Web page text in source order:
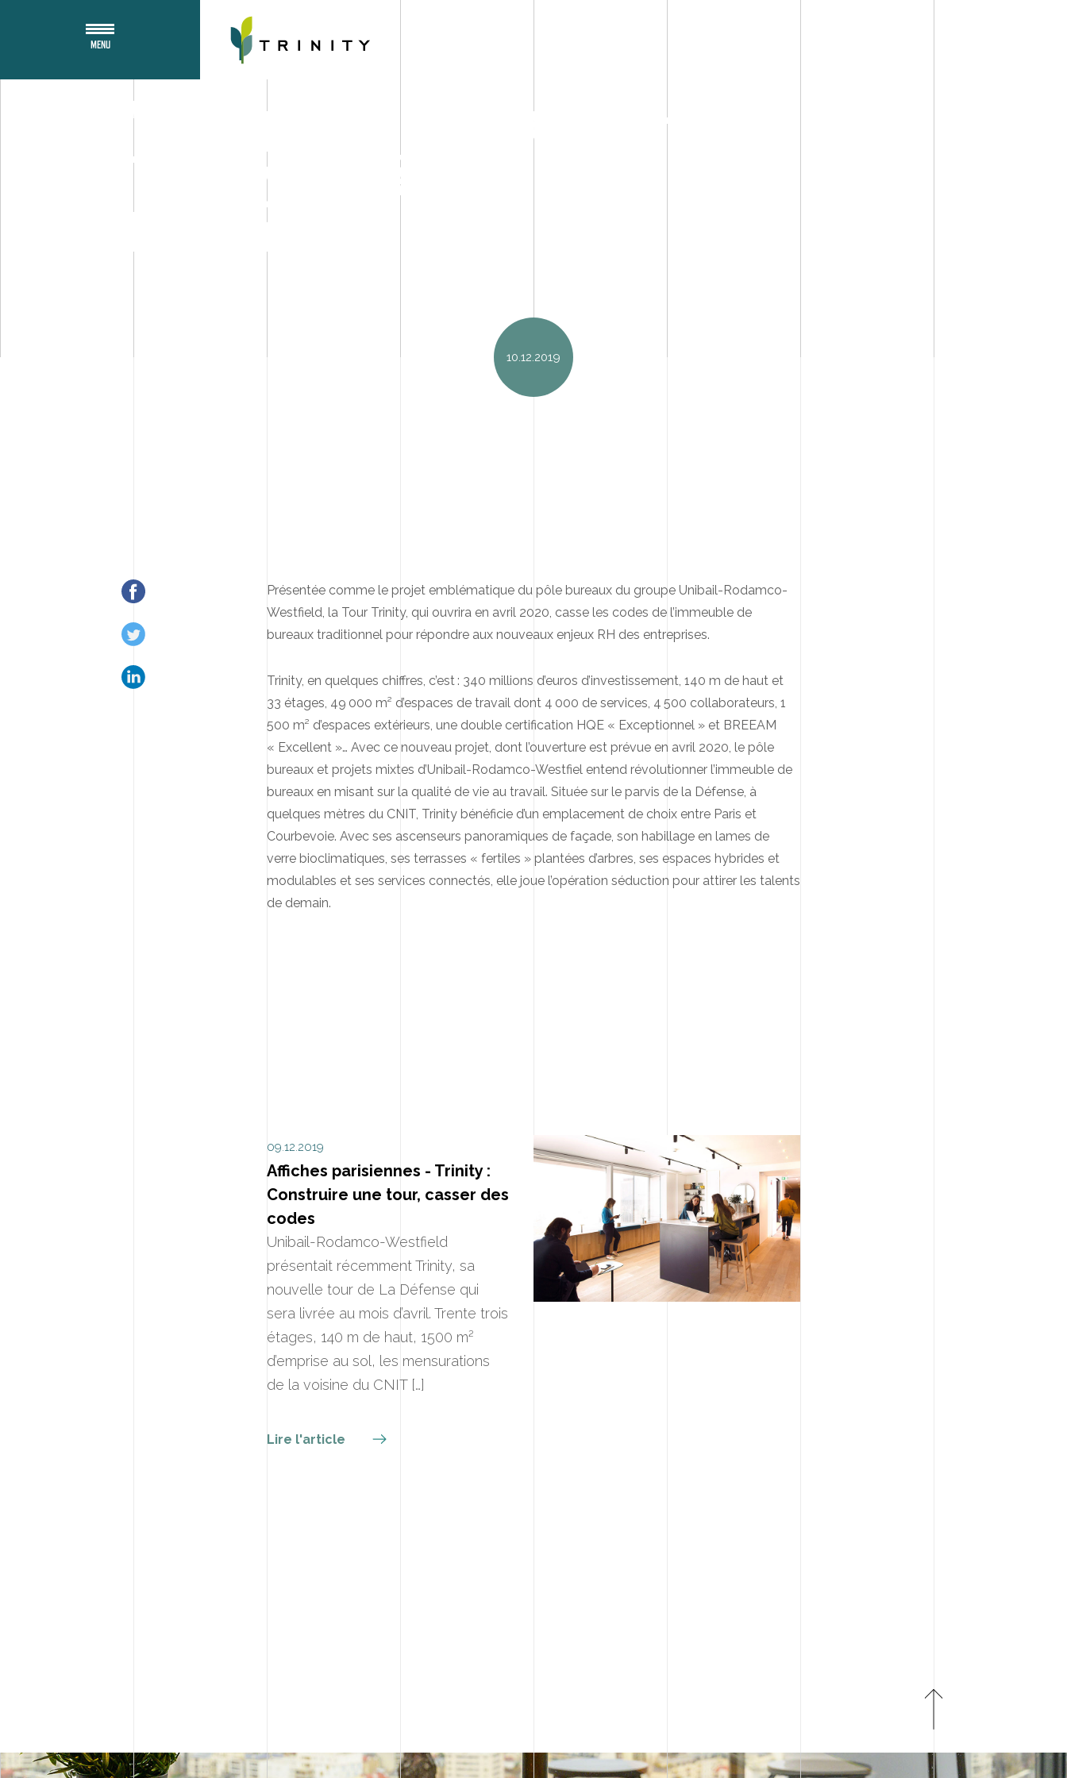
MENU
Workplace Magazine –
Trinity s’élève à la
Défense
10.12.2019
Présentée comme le projet emblématique du pôle bureaux du groupe Unibail-Rodamco-
Westfield, la Tour Trinity, qui ouvrira en avril 2020, casse les codes de l’immeuble de
bureaux traditionnel pour répondre aux nouveaux enjeux RH des entreprises.
Trinity, en quelques chiffres, c’est : 340 millions d’euros d’investissement, 140 m de haut et
33 étages, 49 000 m² d’espaces de travail dont 4 000 de services, 4 500 collaborateurs, 1
500 m² d’espaces extérieurs, une double certification HQE « Exceptionnel » et BREEAM
« Excellent »… Avec ce nouveau projet, dont l’ouverture est prévue en avril 2020, le pôle
bureaux et projets mixtes d’Unibail-Rodamco-Westfiel entend révolutionner l’immeuble de
bureaux en misant sur la qualité de vie au travail. Située sur le parvis de la Défense, à
quelques mètres du CNIT, Trinity bénéficie d’un emplacement de choix entre Paris et
Courbevoie. Avec ses ascenseurs panoramiques de façade, son habillage en lames de
verre bioclimatiques, ses terrasses « fertiles » plantées d’arbres, ses espaces hybrides et
modulables et ses services connectés, elle joue l’opération séduction pour attirer les talents
de demain.
09.12.2019
Affiches parisiennes - Trinity :
Construire une tour, casser des
codes
Unibail-Rodamco-Westfield
présentait récemment Trinity, sa
nouvelle tour de La Défense qui
sera livrée au mois d’avril. Trente trois
étages, 140 m de haut, 1500 m²
d’emprise au sol, les mensurations
de la voisine du CNIT […]
Lire l'article